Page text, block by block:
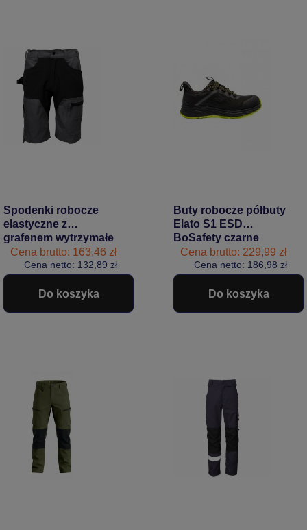
Spodenki robocze
elastyczne z
grafenem wytrzymałe
BoSafety MASHUP
PLUS szaro-czarne
Cena brutto: 163,46 zł
Cena netto: 132,89 zł
Do koszyka
Buty robocze półbuty
Elato S1 ESD
BoSafety czarne
Cena brutto: 229,99 zł
Cena netto: 186,98 zł
Do koszyka